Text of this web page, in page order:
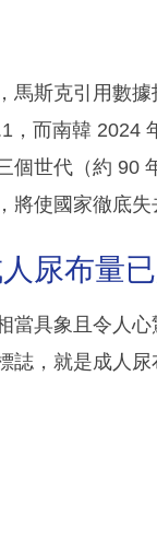
馬斯克引用數
，而南韓
個世代（約 90
將使國家徹底失
尿布量
當具象且令人
誌，就是成人尿